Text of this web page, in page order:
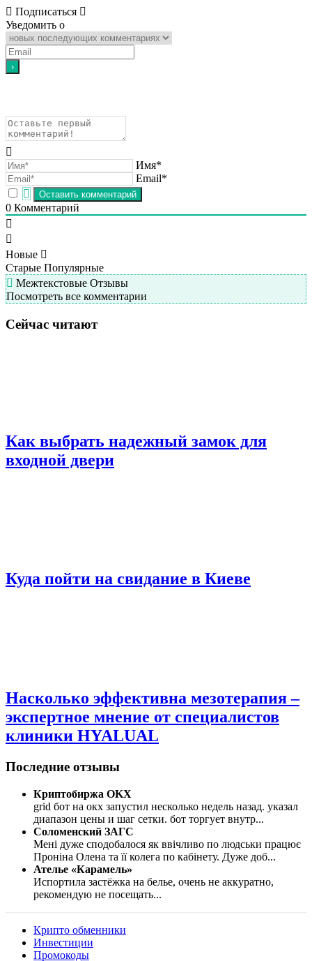
Подписаться
Уведомить о
Имя*
Email*
0 Комментарий
Новые
Старые Популярные
Межтекстовые Отзывы
Посмотреть все комментарии
Сейчас читают
Как выбрать надежный замок для
входной двери
Куда пойти на свидание в Киеве
Насколько эффективна мезотерапия –
экспертное мнение от специалистов
клиники HYALUAL
Последние отзывы
Криптобиржа OKX
grid бот на окх запустил несколько недель назад. указал
диапазон цены и шаг сетки. бот торгует внутр...
Соломенский ЗАГС
Мені дуже сподобалося як ввічливо по людськи працює
Проніна Олена та її колега по кабінету. Дуже доб...
Ателье «Карамель»
Испортила застёжка на белье, очень не аккуратно,
рекомендую не посещать...
Крипто обменники
Инвестиции
Промокоды